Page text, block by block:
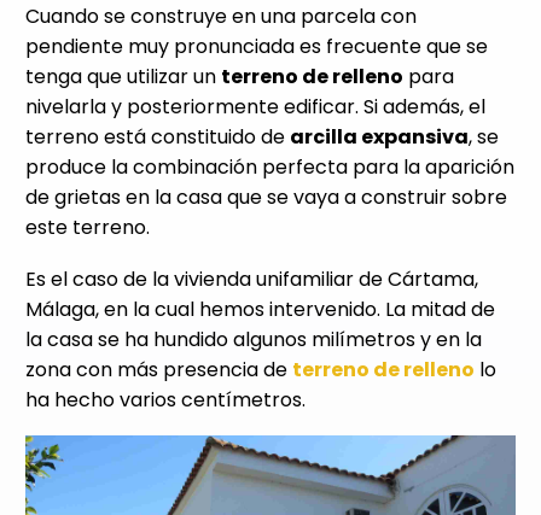
Cuando se construye en una parcela con
pendiente muy pronunciada es frecuente que se
tenga que utilizar un terreno de relleno para
nivelarla y posteriormente edificar. Si además, el
terreno está constituido de arcilla expansiva, se
produce la combinación perfecta para la aparición
de grietas en la casa que se vaya a construir sobre
este terreno.
Es el caso de la vivienda unifamiliar de Cártama,
Málaga, en la cual hemos intervenido. La mitad de
la casa se ha hundido algunos milímetros y en la
zona con más presencia de terreno de relleno lo
ha hecho varios centímetros.